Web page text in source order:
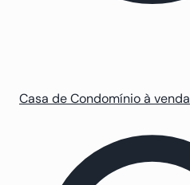
Casa de Condomínio à venda